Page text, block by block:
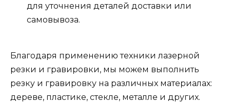
для уточнения деталей доставки или
самовывоза.
Благодаря применению техники лазерной
резки и гравировки, мы можем выполнить
резку и гравировку на различных материалах:
дереве, пластике, стекле, металле и других.